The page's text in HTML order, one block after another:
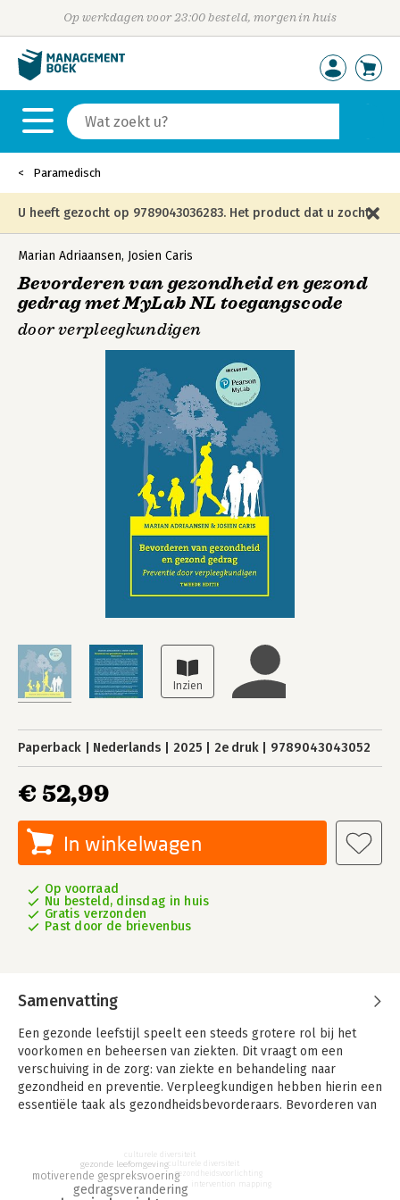
Op werkdagen voor 23:00 besteld, morgen in huis
Paramedisch
U heeft gezocht op 9789043036283. Het product dat u zocht
is niet meer in die editie leverbaar en is vervangen door de
onderstaande editie.
Marian Adriaansen, Josien Caris
Bevorderen van gezondheid en gezond
gedrag met MyLab NL toegangscode
door verpleegkundigen
Paperback Nederlands 2025 2e druk 9789043043052
€ 52,99
In winkelwagen
Op voorraad
Nu besteld, dinsdag in huis
Gratis verzonden
Past door de brievenbus
Samenvatting
Een gezonde leefstijl speelt een steeds grotere rol bij het
voorkomen en beheersen van ziekten. Dit vraagt om een
verschuiving in de zorg: van ziekte en behandeling naar
gezondheid en preventie. Verpleegkundigen hebben hierin een
essentiële taak als gezondheidsbevorderaars. Bevorderen van
biedt een praktijkgerichte introductie in
gezondheidsvoorlichting en ziektepreventie.
gedragsverandering
motiverende gespreksvoering
gezonde leefomgeving
gezondheidsvoorlichting
culturele diversiteit
intervention mapping
culturele diversiteit